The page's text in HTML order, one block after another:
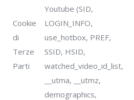
Cookie
di
Terze
Parti
Youtube (SID,
LOGIN_INFO,
use_hotbox, PREF,
SSID, HSID,
watched_video_id_list,
__utma, __utmz,
demographics,